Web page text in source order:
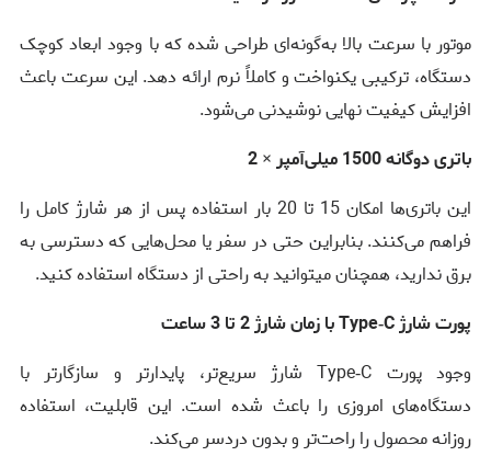
موتور با سرعت بالا به‌گونه‌ای طراحی شده که با وجود ابعاد کوچک
دستگاه، ترکیبی یکنواخت و کاملاً نرم ارائه دهد. این سرعت باعث
افزایش کیفیت نهایی نوشیدنی می‌شود.
باتری دوگانه 1500 میلی‌آمپر × 2
این باتری‌ها امکان 15 تا 20 بار استفاده پس از هر شارژ کامل را
فراهم می‌کنند. بنابراین حتی در سفر یا محل‌هایی که دسترسی به
برق ندارید، همچنان میتوانید به راحتی از دستگاه استفاده کنید.
پورت شارژ Type‑C با زمان شارژ 2 تا 3 ساعت
وجود پورت Type‑C شارژ سریع‌تر، پایدارتر و سازگارتر با
دستگاه‌های امروزی را باعث شده است. این قابلیت، استفاده
روزانه محصول را راحت‌تر و بدون دردسر می‌کند.